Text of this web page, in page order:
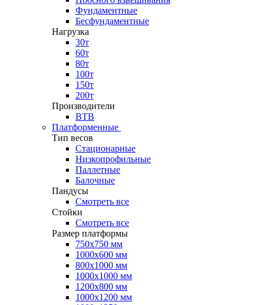
Фундаментные
Бесфундаментные
Нагрузка
30т
60т
80т
100т
150т
200т
Производители
ВТВ
Платформенные
Тип весов
Стационарные
Низкопрофильные
Паллетные
Балочные
Пандусы
Смотреть все
Стойки
Смотреть все
Размер платформы
750х750 мм
1000х600 мм
800х1000 мм
1000х1000 мм
1200х800 мм
1000х1200 мм